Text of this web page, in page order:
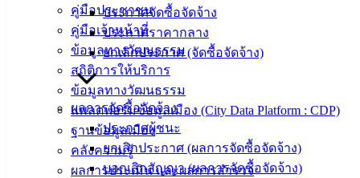
คู่มือประชาชน
คู่มือเจ้าหน้าที่
ข้อมูลทางวัฒนธรรม
สถิติการให้บริการ
ข้อมูลทางวัฒนธรรม
แพลตฟอร์มข้อมูลเมือง (City Data Platform : CDP)
ฐานข้อมูลเมือง
คลังความรู้
ผลการประเมิน และผลการสำรวจ
ประกาศจัดซื้อจัดจ้าง
ประกาศราคากลาง
ยกเลิกประกาศ (จัดซื้อจัดจ้าง)
ผลการจัดซื้อจัดจ้าง
ประกาศผู้ชนะ
ยกเลิกประกาศ (ผลการจัดซื้อจัดจ้าง)
บอกเลิกสัญญา (ผลการจัดซื้อจัดจ้าง)